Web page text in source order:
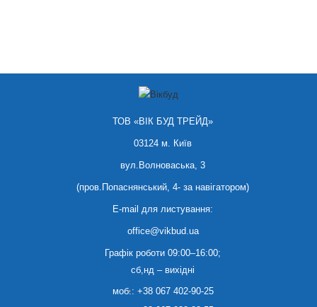
ТОВ «ВІК БУД ТРЕЙД»
03124 м. Київ
вул.Волноваська, 3
(пров.Попаснянський, 4- за навігатором)
E-mail для листування:
office@vikbud.ua
Графік роботи 09:00–16:00;
сб,нд – вихідні
моб.: +38 067 402-90-25